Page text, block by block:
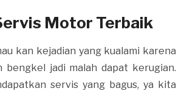
Motor Terbaik
kan kejadian yang kualami karena
bengkel jadi malah dapat kerugian.
servis yang bagus, ya kita